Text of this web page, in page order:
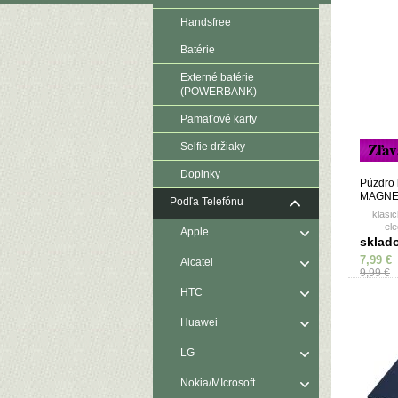
Handsfree
Batérie
Externé batérie
(POWERBANK)
Pamäťové karty
Selfie držiaky
Doplnky
Podľa Telefónu
Apple
Alcatel
HTC
Huawei
LG
Nokia/MIcrosoft
Púzdro
E30/
7,99 €
9,99 €